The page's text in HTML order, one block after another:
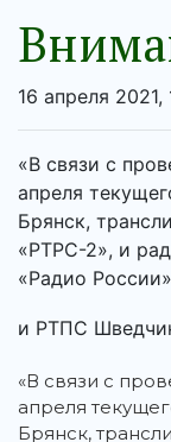
16 апреля 2021,
«В связи с
апреля
Брянск,
«РТРС-2», и
«Радио
и РТПС
«В связи с
апреля
Брянск,